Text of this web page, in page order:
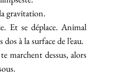
gravitation.
Et se déplace. Animal
à la surface de l’eau.
marchent dessus, alors